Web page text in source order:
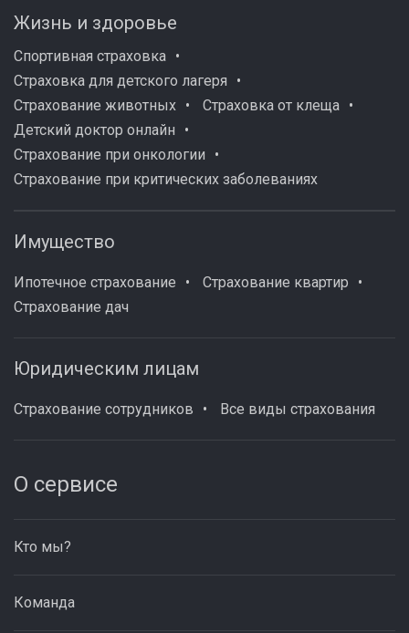
Жизнь и здоровье
Спортивная страховка
Страховка для детского лагеря
Страхование животных
Страховка от клеща
Детский доктор онлайн
Страхование при онкологии
Страхование при критических заболеваниях
Имущество
Ипотечное страхование
Страхование квартир
Страхование дач
Юридическим лицам
Страхование сотрудников Все виды страхования
О сервисе
Кто мы?
Команда